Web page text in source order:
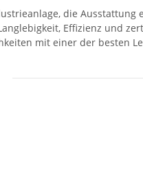
die Ausstattung
Effizienz und
mit einer der besten